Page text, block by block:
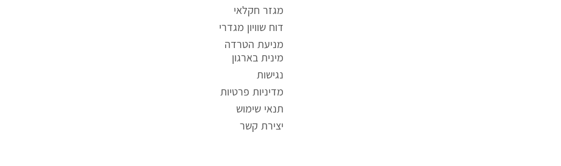
מגזר חקלאי
דוח שוויון מגדרי
ק
ו
ץ
מ
ס
מניעת הטרדה
מינית בארגון
נגישות
מדיניות פרטיות
תנאי שימוש
יצירת קשר